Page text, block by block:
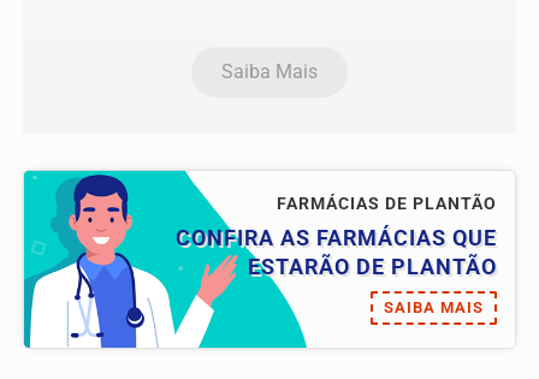
Saiba Mais
FARMÁCIAS DE PLANTÃO
CONFIRA AS FARMÁCIAS QUE
ESTARÃO DE PLANTÃO
SAIBA MAIS